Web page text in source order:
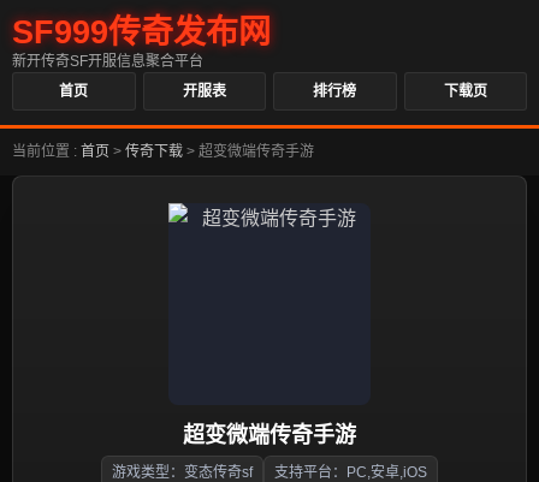
SF999传奇发布网
新开传奇SF开服信息聚合平台
首页
开服表 排行榜 下载页
当前位置 : 首页 > 传奇下载 > 超变微端传奇手游
超变微端传奇手游
游戏类型：变态传奇sf 支持平台：PC,安卓,iOS